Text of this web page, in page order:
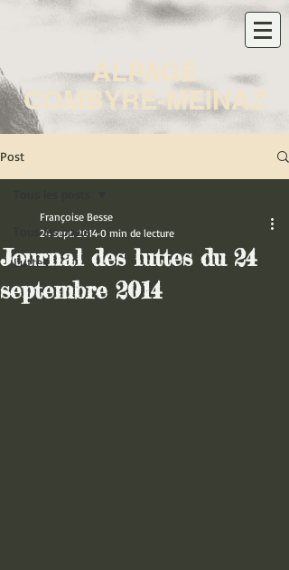
ALPAGE
COMBYRE-MEINAZ
Post
Tous les posts
Luttes
Journal des luttes du 24
septembre 2014
Françoise Besse
24 sept. 2014 0 min de lecture